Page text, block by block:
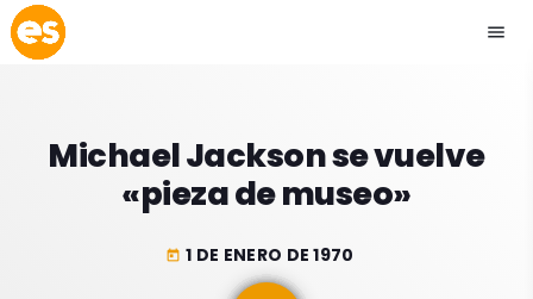
menu
play_arrow EMISIÓN LA PAZ
Michael Jackson se vuelve
«pieza de museo»
today 1 DE ENERO DE 1970